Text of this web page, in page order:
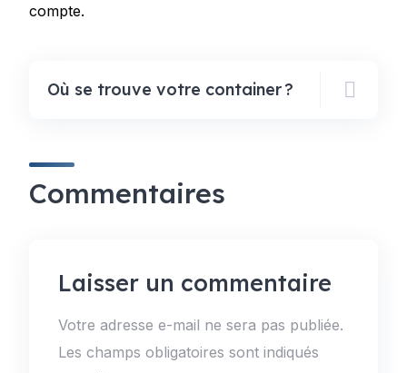
compte.
Où se trouve votre container ?
Commentaires
Laisser un commentaire
Votre adresse e-mail ne sera pas publiée.
Les champs obligatoires sont indiqués